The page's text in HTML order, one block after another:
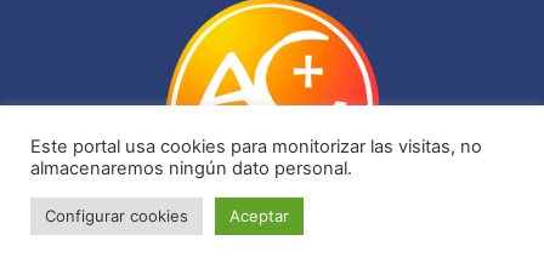
Este portal usa cookies para monitorizar las visitas, no
almacenaremos ningún dato personal.
Configurar cookies Aceptar